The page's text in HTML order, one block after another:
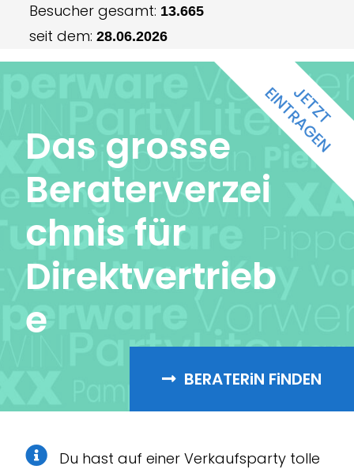
Besucher gesamt: 13.665
seit dem: 28.06.2026
Das grosse
Beraterverzei
chnis für
Direktvertrieb
e
BERATERiN FiNDEN
JETZT
EINTRAGEN
Du hast auf einer Verkaufsparty tolle